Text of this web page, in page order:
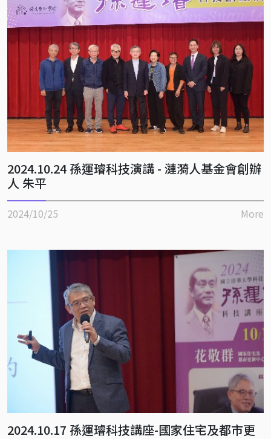
2024.10.24 孫運璿科技演講 - 漣漪人基金會創辦
人 朱平
2024/10/25 More
2024.10.17 孫運璿科技講座-國家住宅及都市更